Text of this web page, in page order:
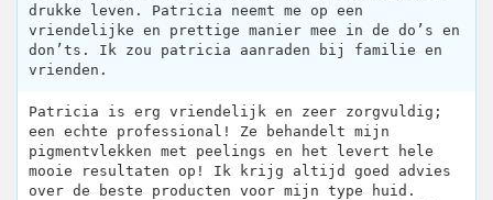
drukke leven. Patricia neemt me op een
vriendelijke en prettige manier mee in de do’s en
don’ts. Ik zou patricia aanraden bij familie en
vrienden.
Patricia is erg vriendelijk en zeer zorgvuldig;
een echte professional! Ze behandelt mijn
pigmentvlekken met peelings en het levert hele
mooie resultaten op! Ik krijg altijd goed advies
over de beste producten voor mijn type huid.